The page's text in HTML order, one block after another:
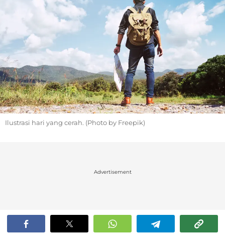
Ilustrasi hari yang cerah. (Photo by Freepik)
Advertisement